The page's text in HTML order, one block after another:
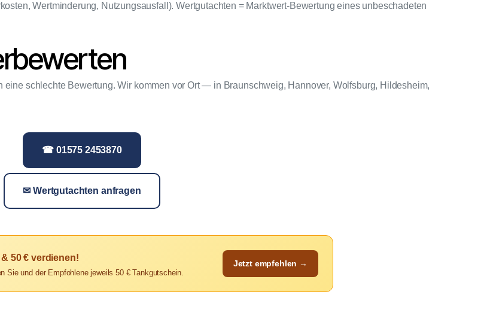
Wertminderung, Nutzungsausfall). Wertgutachten = Marktwert-Bewertung eines unbeschadeten
schlechte Bewertung. Wir kommen vor Ort — in Braunschweig, Hannover, Wolfsburg, Hildesheim,
☎ 01575 2453870
✉ Wertgutachten anfragen
50 € verdienen!
Sie und der Empfohlene jeweils 50 € Tankgutschein.
Jetzt empfehlen →